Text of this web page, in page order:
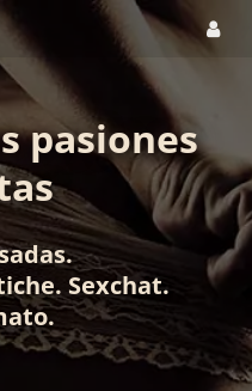
pasiones
.
. Sexchat.
.